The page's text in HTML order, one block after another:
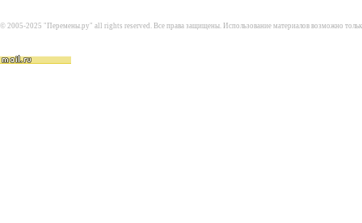
© 2005-2025 "Перемены.ру" all rights reserved. Все права защищены. Использование материалов возможно